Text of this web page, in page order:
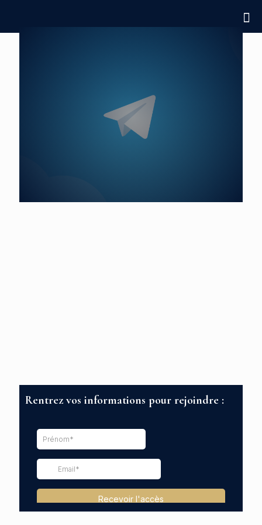
Rentrez vos informations pour rejoindre :